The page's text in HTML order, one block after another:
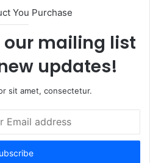
You Purchase
our mailing list
updates!
sit amet, consectetur.